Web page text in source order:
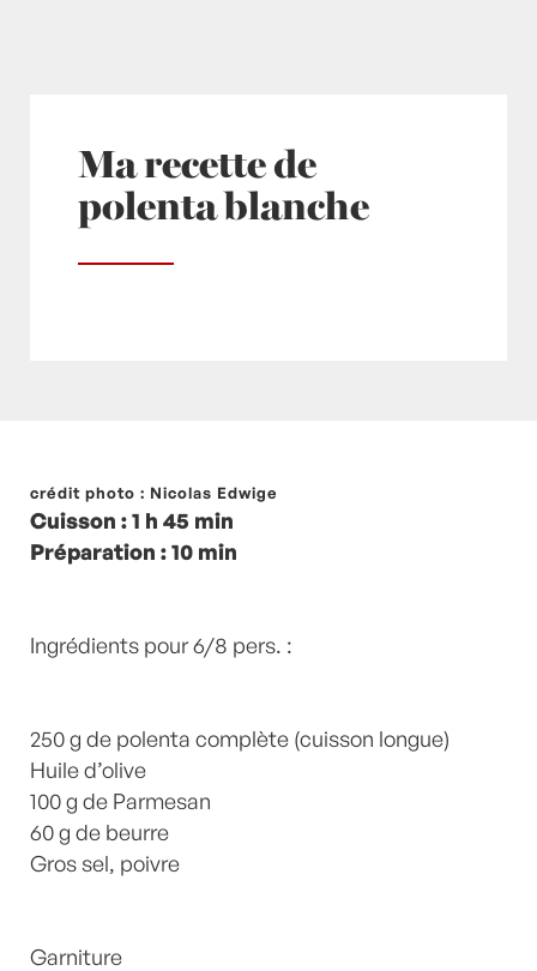
Ma recette de
polenta blanche
Posté à 16:42hin- Pas cher !
équilibre - ,- Recette -
ITALIE,PAS CHER,Polenta complète
crédit photo : Nicolas Edwige
Cuisson : 1 h 45 min
Préparation : 10 min
Ingrédients pour 6/8 pers. :
250 g de polenta complète (cuisson longue)
Huile d’olive
100 g de Parmesan
60 g de beurre
Gros sel, poivre
Garniture